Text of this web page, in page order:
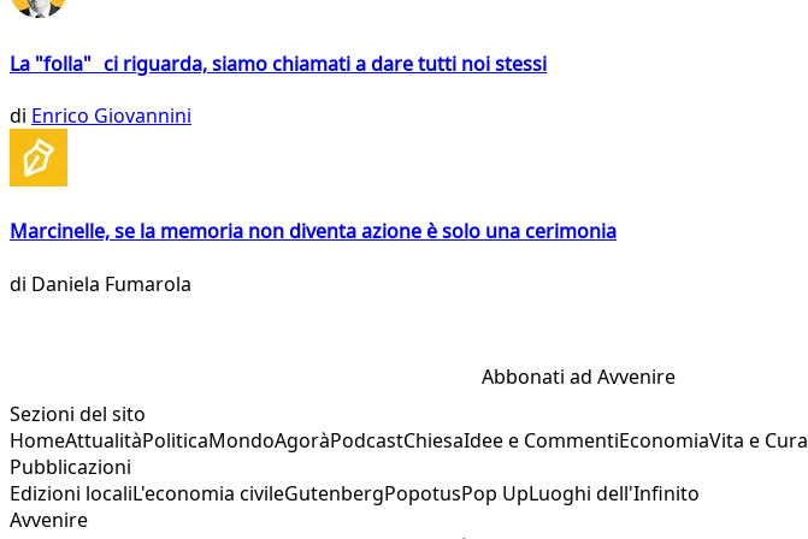
La "folla" ci riguarda, siamo chiamati a dare tutti noi stessi
di Enrico Giovannini
Marcinelle, se la memoria non diventa azione è solo una cerimonia
di Daniela Fumarola
Abbonati ad Avvenire
Sezioni del sito
HomeAttualitàPoliticaMondoAgoràPodcastChiesaIdee e CommentiEconomiaVita e Cura
Pubblicazioni
Edizioni localiL'economia civileGutenbergPopotusPop UpLuoghi dell'Infinito
Avvenire